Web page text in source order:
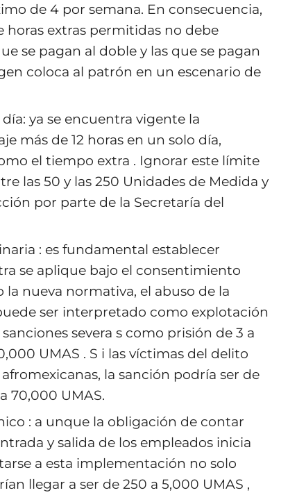
de 4 por semana. En consecuencia,
horas extras permitidas no debe
se pagan al doble y las que se pagan
coloca al patrón en un escenario de
ya se encuentra vigente la
más de 12 horas en un solo día,
el tiempo extra . Ignorar este límite
las 50 y las 250 Unidades de Medida y
por parte de la Secretaría del
: es fundamental establecer
se aplique bajo el consentimiento
nueva normativa, el abuso de la
ser interpretado como explotación
severa s como prisión de 3 a
UMAS . S i las víctimas del delito
la sanción podría ser de
70,000 UMAS.
: a unque la obligación de contar
y salida de los empleados inicia
a esta implementación no solo
llegar a ser de 250 a 5,000 UMAS ,